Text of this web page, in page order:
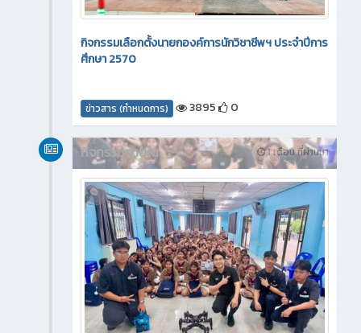
กิจกรรมเลือกตั้งนายกองค์การนักวิชาชีพฯ ประจำปีการ
ศึกษา 2570
ข่าวสาร (กำหนดการ) 3895 0
1 เดือน ที่ผ่านมา
กิจกรรมภายใน